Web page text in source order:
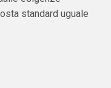
standard uguale